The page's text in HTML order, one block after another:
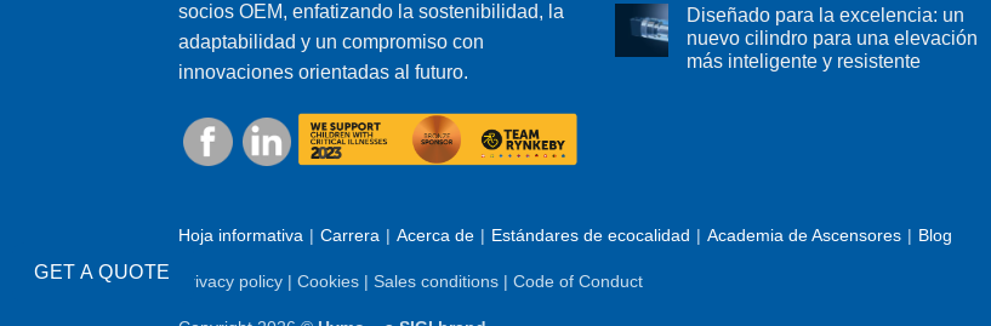
socios OEM, enfatizando la sostenibilidad, la
adaptabilidad y un compromiso con
innovaciones orientadas al futuro.
Diseñado para la excelencia: un
nuevo cilindro para una elevación
más inteligente y resistente
Hoja informativa Carrera Acerca de Estándares de ecocalidad Academia de Ascensores Blog
Privacy policy | Cookies | Sales conditions | Code of Conduct
GET A QUOTE